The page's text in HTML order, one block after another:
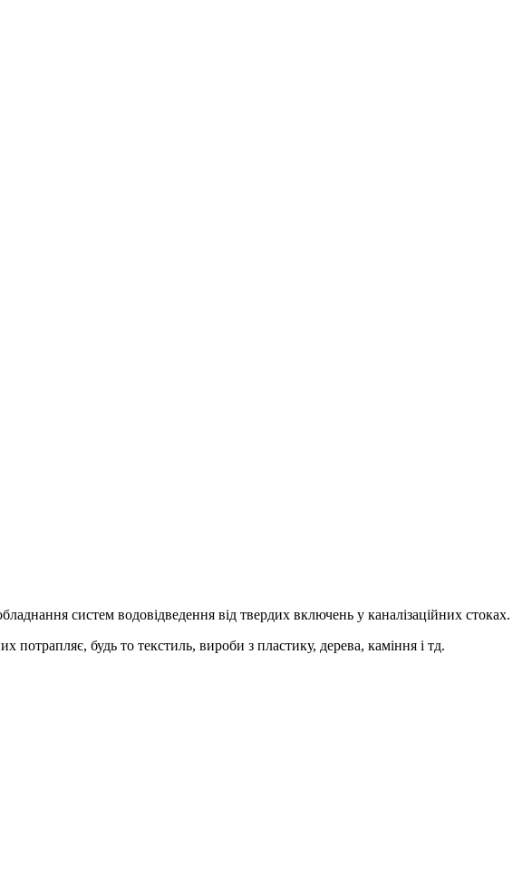
систем водовідведення від твердих включень у каналізаційних стоках.
потрапляє, будь то текстиль, вироби з пластику, дерева, каміння і тд.